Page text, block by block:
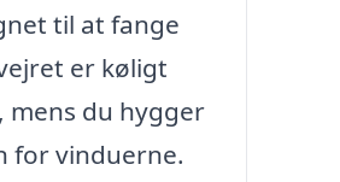
til at fange
er køligt
mens du hygger
for vinduerne.